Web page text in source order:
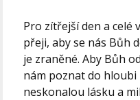
Pro zítřejší den a celé
přeji, aby se nás Bůh
je zraněné. Aby Bůh
nám poznat do hloubi
neskonalou lásku a